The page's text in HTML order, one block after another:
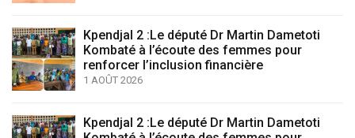
Kpendjal 2 :Le député Dr Martin Dametoti
Kombaté à l’écoute des femmes pour
renforcer l’inclusion financière
1 AOÛT 2026
Kpendjal 2 :Le député Dr Martin Dametoti